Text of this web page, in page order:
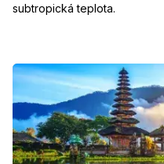
subtropická teplota.